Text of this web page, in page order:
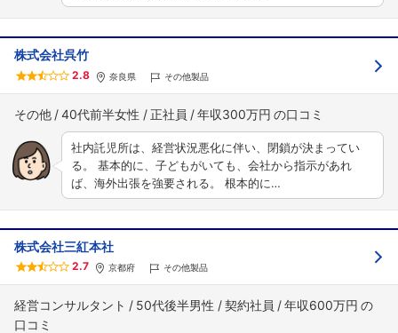
株式会社呉竹
2.8 奈良県 その他製品
その他 40代前半女性 正社員 年収300万円
社内託児所は、経営状況悪化に伴い、閉鎖が決まってい
る。 基本的に、子どもがいても、会社から指示があれ
ば、海外出張を強要される。 根本的に…
株式会社三紅本社
2.7 京都府 その他製品
経営コンサルタント 50代後半男性 契約社員 年収600万円